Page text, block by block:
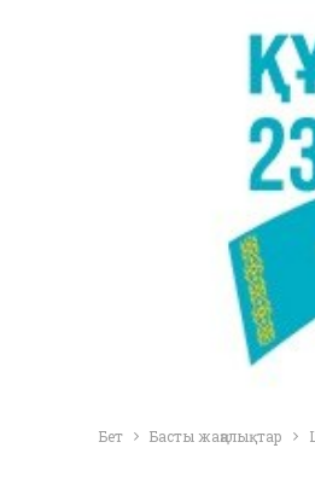
Бет Басты жаңалықтар